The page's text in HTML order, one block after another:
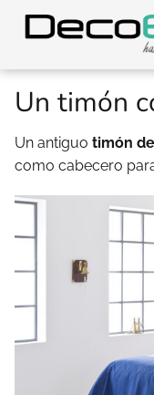
Un timón
Un antiguo timón
como cabecero